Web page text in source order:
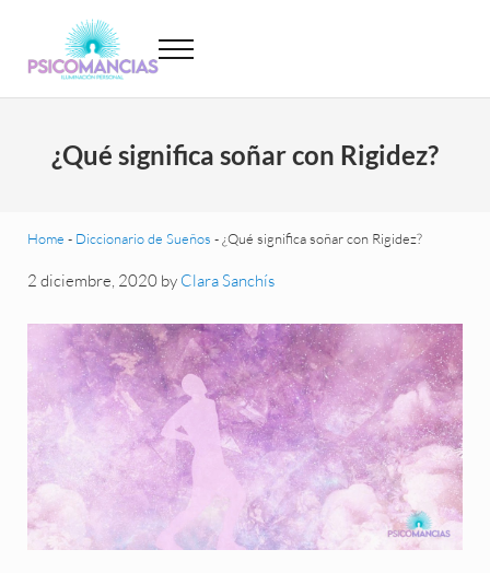
Psicomancias
Menu
¿Qué significa soñar con Rigidez?
Home - Diccionario de Sueños -¿Qué significa soñar con Rigidez?
2 diciembre, 2020 by Clara Sanchís